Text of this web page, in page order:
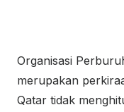
Organisasi
merupakan
Qatar tidak